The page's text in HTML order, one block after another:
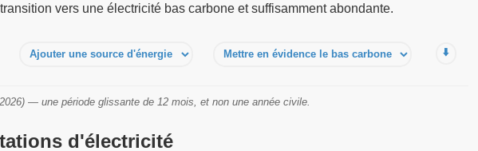
vers une électricité bas carbone et suffisamment abondante.
⬇️
— une période glissante de 12 mois, et non une année civile.
d'électricité